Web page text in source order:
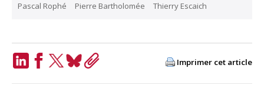
Pascal Rophé
Pierre Bartholomée Thierry Escaich
Imprimer cet article